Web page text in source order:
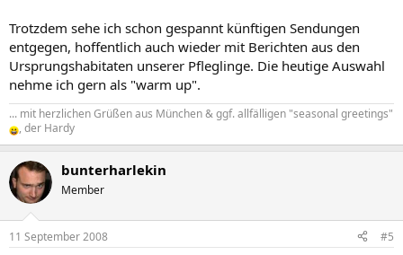
Trotzdem sehe ich schon gespannt künftigen Sendungen
entgegen, hoffentlich auch wieder mit Berichten aus den
Ursprungshabitaten unserer Pfleglinge. Die heutige Auswahl
nehme ich gern als "warm up".
... mit herzlichen Grüßen aus München & ggf. allfälligen "seasonal greetings"
, der Hardy
bunterharlekin
Member
11 September 2008 #5